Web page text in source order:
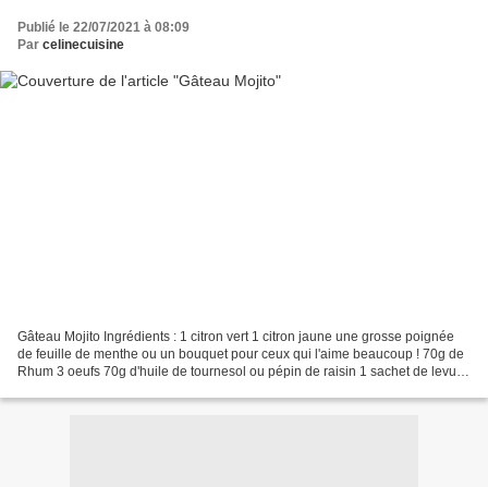
Publié le 22/07/2021 à 08:09
Par celinecuisine
Gâteau Mojito Ingrédients : 1 citron vert 1 citron jaune une grosse poignée
de feuille de menthe ou un bouquet pour ceux qui l'aime beaucoup ! 70g de
Rhum 3 oeufs 70g d'huile de tournesol ou pépin de raisin 1 sachet de levure